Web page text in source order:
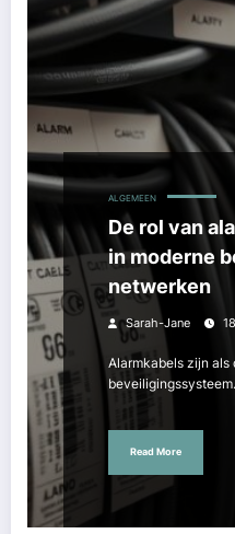
ALGEMEEN
De rol van
in moderne
netwerken
Sarah-Jane
Alarmkabels zijn als
Read More